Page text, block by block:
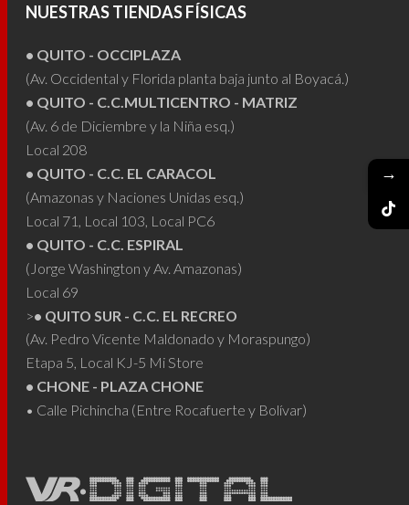
NUESTRAS TIENDAS FÍSICAS
• QUITO - OCCIPLAZA
(Av. Occidental y Florida planta baja junto al Boyacá.)
• QUITO - C.C.MULTICENTRO - MATRIZ
(Av. 6 de Diciembre y la Niña esq.)
Local 208
• QUITO - C.C. EL CARACOL
(Amazonas y Naciones Unidas esq.)
Local 71, Local 103, Local PC6
• QUITO - C.C. ESPIRAL
(Jorge Washington y Av. Amazonas)
Local 69
>• QUITO SUR - C.C. EL RECREO
(Av. Pedro Vicente Maldonado y Moraspungo)
Etapa 5, Local KJ-5 Mi Store
• CHONE - PLAZA CHONE
• Calle Pichincha (Entre Rocafuerte y Bolívar)
→